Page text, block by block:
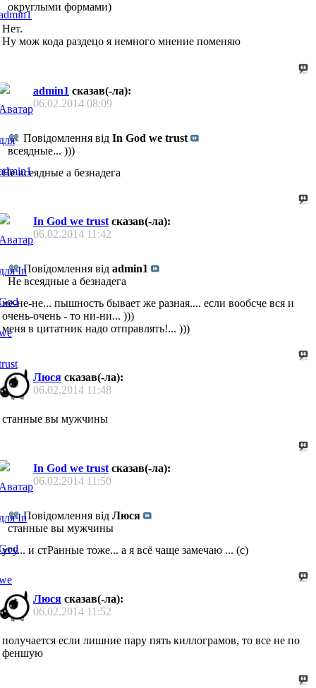
округлыми формами)
Нет.
Ну мож кода раздецо я немного мнение поменяю
admin1 сказав(-ла):
06.02.2014 08:09
Повідомлення від In God we trust
всеядные... )))
Не всеядные а безнадега
In God we trust сказав(-ла):
06.02.2014 11:42
Повідомлення від admin1
Не всеядные а безнадега
не-не-не... пышность бывает же разная.... если вообсче вся и
очень-очень - то ни-ни... )))
меня в цитатник надо отправлять!... )))
Люся сказав(-ла):
06.02.2014 11:48
станные вы мужчины
In God we trust сказав(-ла):
06.02.2014 11:50
Повідомлення від Люся
станные вы мужчины
угу... и стРанные тоже... а я всё чаще замечаю ... (с)
Люся сказав(-ла):
06.02.2014 11:52
получается если лишние пару пять киллограмов, то все не по
феншую